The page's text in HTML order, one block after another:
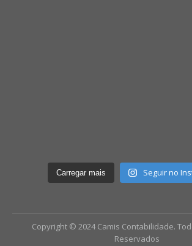
Carregar mais Seguir no
Copyright © 2024 Camis Contabilidade.
Reservados